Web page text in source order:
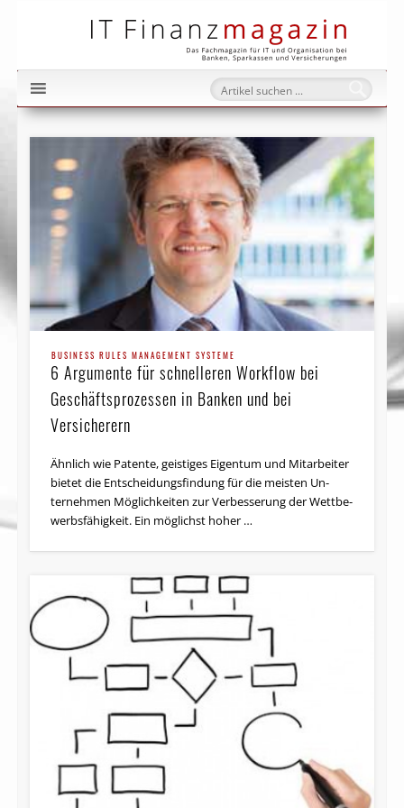
BUSINESS RULES MANAGEMENT SYSTEME
6 Argumente für schnelleren Workflow bei
Geschäftspro­zessen in Banken und bei
Versicherern
Ähnlich wie Patente, geistiges Ei­gen­tum und Mit­arbei­ter
bietet die Ent­scheidungs­findung für die meis­ten Un­
ternehmen Möglichkei­ten zur Ver­bes­serung der Wett­be­
werbs­fähig­keit. Ein möglichst ho­her …